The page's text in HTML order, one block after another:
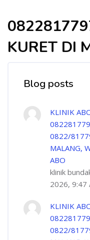
KURET DI
Blog posts
KLINIK
0822/
MALANG,
ABO
klinik
2026, 9:47
KLINIK
0822/